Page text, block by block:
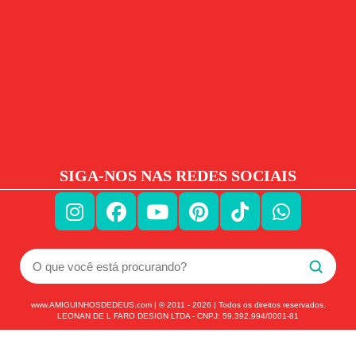
SIGA-NOS NAS REDES SOCIAIS
www.AMIGUINHOSDEDEUS.com | © 2011 - 2026 | Todos os direitos reservados.
LEONAN DE L FARO DESIGN LTDA - CNPJ: 59.392.994/0001-81